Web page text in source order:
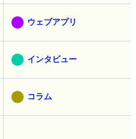
ウェブアプリ
インタビュー
コラム